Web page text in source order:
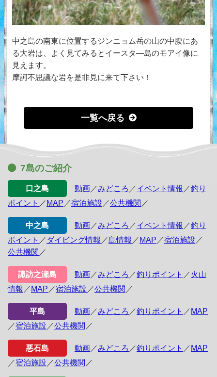
中之島の南東に位置するジンニョム岳の山の中腹にあ
る大岩は、よく見てみるとイースタ―島のモアイ像に
見えます。
摩訶不思議な岩を是非見に来て下さい！
一覧へ戻る
7島のご紹介
口之島 動画 ／みどころ ／イベント情報 ／釣り
ポイント ／ MAP ／宿泊施設 ／公共機関 ／
中之島 動画 ／みどころ ／イベント情報 ／釣り
ポイント ／ ダイビング情報 ／島情報 ／ MAP ／宿泊施設 ／
公共機関 ／
諏訪之瀬島 動画 ／みどころ ／釣りポイント ／火山
情報 ／ MAP ／宿泊施設 ／公共機関 ／
平島 動画 ／みどころ ／釣りポイント ／ MAP
／宿泊施設 ／公共機関 ／
悪石島 動画 ／みどころ ／釣りポイント ／ MAP
／宿泊施設 ／公共機関 ／